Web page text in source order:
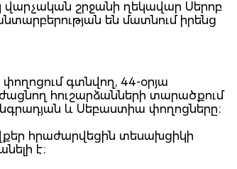
վարչական շրջանի ղեկավար Սերոբ
են մատնում իրենց
գտնվող, 44-օրյա
հուշարձանների տարածքում
և Սեբաստիա փողոցները։
հրաժարվեցին տեսախցիկի
է։